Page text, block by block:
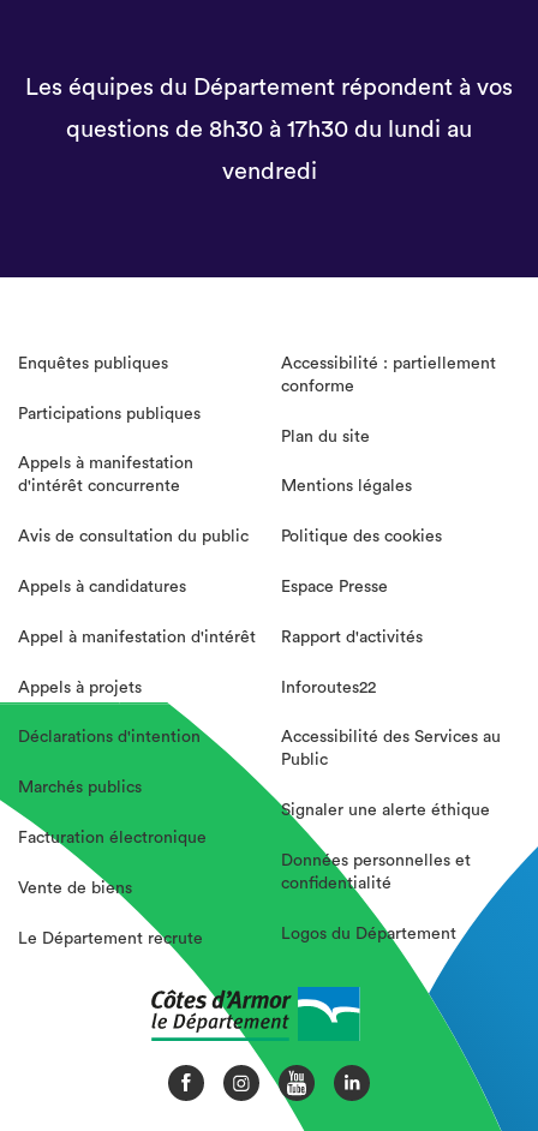
Les équipes du Département répondent à vos
questions de 8h30 à 17h30 du lundi au
vendredi
Enquêtes publiques
Participations publiques
Appels à manifestation
d'intérêt concurrente
Avis de consultation du public
Appels à candidatures
Appel à manifestation d'intérêt
Appels à projets
Déclarations d'intention
Marchés publics
Facturation électronique
Vente de biens
Le Département recrute
Accessibilité : partiellement
conforme
Plan du site
Mentions légales
Politique des cookies
Espace Presse
Rapport d'activités
Inforoutes22
Accessibilité des Services au
Public
Signaler une alerte éthique
Données personnelles et
confidentialité
Logos du Département